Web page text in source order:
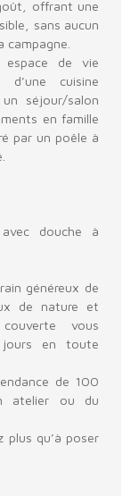
offrant une
sans aucun
campagne.
espace de vie
d’une cuisine
séjour/salon
en famille
par un poêle à
douche à
généreux de
de nature et
vous
jours en toute
de 100
atelier ou du
plus qu’à poser